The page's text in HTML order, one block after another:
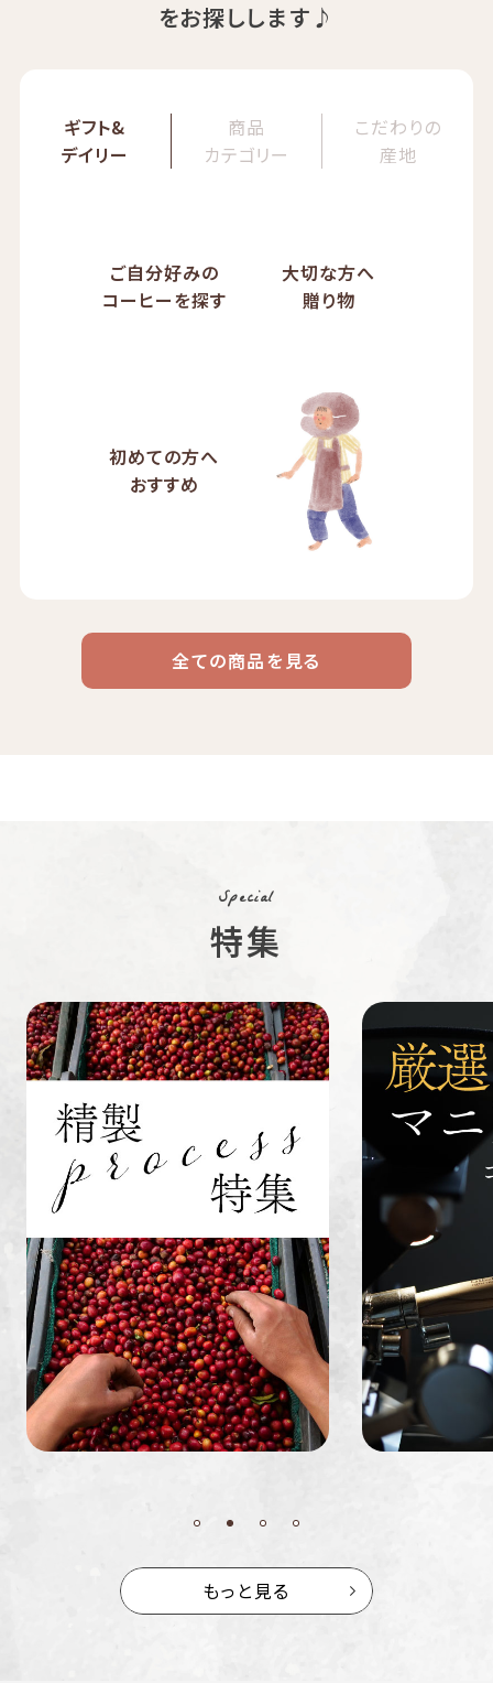
をお探しします♪
ギフト&
デイリー
商品
カテゴリー
こだわりの
産地
ご自分好みの
コーヒーを探す
大切な方へ
贈り物
初めての方へ
おすすめ
コーヒー
リキッド
コーヒー
豆・粉
すてきな道
具
生活雑貨 福袋
業務用 定期便
ケニア
ブラジル
インドネシ
ア
ホンジュラ
ス
ミャンマー ルワンダ
全ての商品を見る
Special
特集
もっと見る